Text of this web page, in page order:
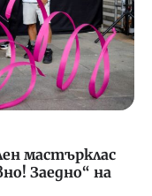
мастърклас
Заедно“ на